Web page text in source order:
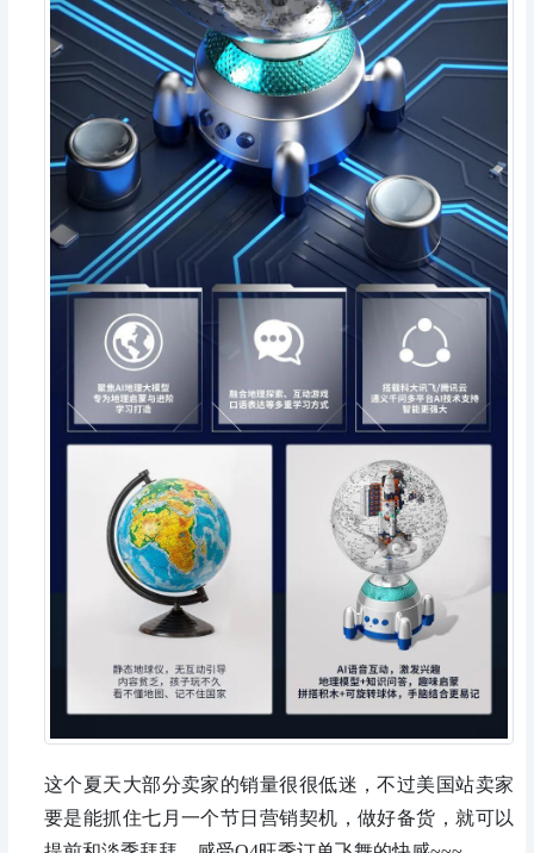
这个夏天大部分卖家的销量很很低迷，不过美国站卖家
要是能抓住七月一个节日营销契机，做好备货，就可以